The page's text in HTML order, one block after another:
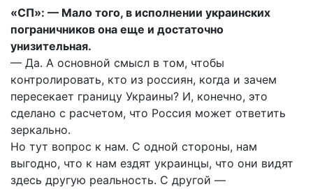
«СП»: — Мало того, в исполнении украинских
пограничников она еще и достаточно
унизительная.
— Да. А основной смысл в том, чтобы
контролировать, кто из россиян, когда и зачем
пересекает границу Украины? И, конечно, это
сделано с расчетом, что Россия может ответить
зеркально.
Но тут вопрос к нам. С одной стороны, нам
выгодно, что к нам ездят украинцы, что они видят
здесь другую реальность. С другой —